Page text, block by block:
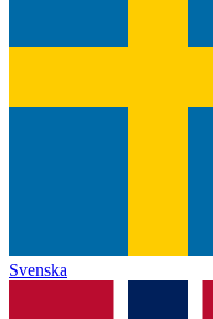
Svenska